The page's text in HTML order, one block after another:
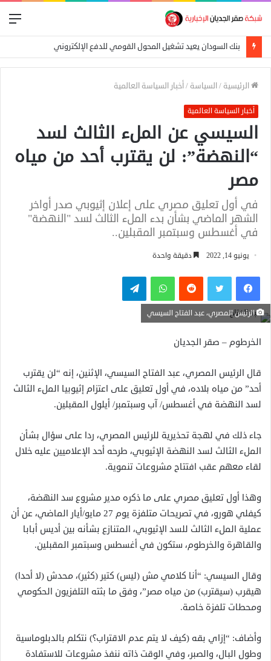
بنك السودان يعيد تشغيل المحول القومي للدفع الإلكتروني
الرئيسية /السياسة /أخبار السياسة العالمية
أخبار السياسة العالمية
السيسي عن الملء الثالث لسد
“النهضة”: لن يقترب أحد من مياه
مصر
في أول تعليق مصري على إعلان إثيوبي صدر أواخر
الشهر الماضي بشأن بدء الملء الثالث لسد "النهضة"
في أغسطس وسبتمبر المقبلين..
يونيو 14, 2022 دقيقة واحدة
فيسبوكتويتر واتساب تيلقرام
الرئيس المصري، عبد الفتاح السيسي
الخرطوم – صقر الجديان
قال الرئيس المصري، عبد الفتاح السيسي، الإثنين، إنه “لن يقترب
أحد” من مياه بلاده، في أول تعليق على اعتزام إثيوبيا الملء الثالث
لسد النهضة في أغسطس/ آب وسبتمبر/ أيلول المقبلين.
جاء ذلك في لهجة تحذيرية للرئيس المصري، ردا على سؤال بشأن
الملء الثالث لسد النهضة الإثيوبي، طرحه أحد الإعلاميين عليه خلال
لقاء معهم عقب افتتاح مشروعات تنموية.
وهذا أول تعليق مصري على ما ذكره مدير مشروع سد النهضة،
كيفلي هورو، في تصريحات متلفزة يوم 27 مايو/أيار الماضي، عن أن
عملية الملء الثالث للسد الإثيوبي، المتنازع بشأنه بين أديس أبابا
والقاهرة والخرطوم، ستكون في أغسطس وسبتمبر المقبلين.
وقال السيسي: “أنا كلامي مش (ليس) كتير (كثير)، محدش (لا أحدا)
هيقرب (سيقترب) من مياه مصر”، وفق ما بثته التلفزيون الحكومي
ومحطات تلفزة خاصة.
وأضاف: “إزاي بقه (كيف لا يتم عدم الاقتراب؟) نتكلم بالدبلوماسية
وطول البال، والصبر، وفي الوقت ذاته ننفذ مشروعات للاستفادة